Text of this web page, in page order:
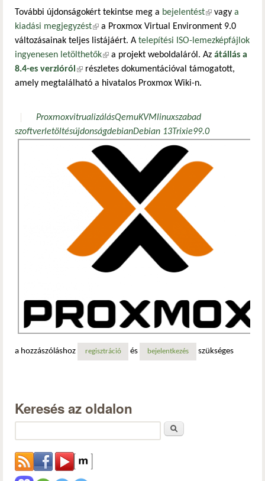
További újdonságokért tekintse meg a bejelentést(külső
hivatkozás)
vagy a
kiadási megjegyzést(külső hivatkozás)
a Proxmox Virtual Environment 9.0
változásainak teljes listájáért. A telepítési ISO-lemezképfájlok
ingyenesen letölthetők(külső hivatkozás)
a projekt weboldaláról. Az átállás a
8.4-es verzióról (külső hivatkozás)
részletes dokumentációval támogatott,
amely megtalálható a hivatalos Proxmox Wiki-n.
ProxmoxvitrualizálásQemuKVMlinuxszabad
szoftverletöltésújdonságdebianDebian 13Trixie99.0
a hozzászóláshoz regisztráció és bejelentkezés szükséges
Keresés az oldalon